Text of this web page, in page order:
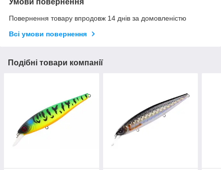
Умови повернення
Повернення товару впродовж 14 днів за домовленістю
Всі умови повернення
Подібні товари компанії